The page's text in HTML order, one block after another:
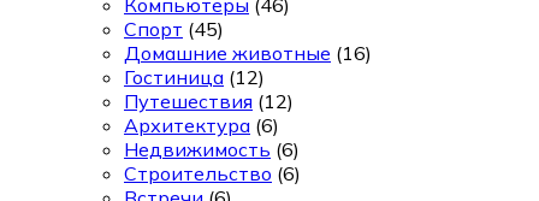
Компьютеры (46)
Спорт (45)
Домашние животные (16)
Гостиница (12)
Путешествия (12)
Архитектура (6)
Недвижимость (6)
Строительство (6)